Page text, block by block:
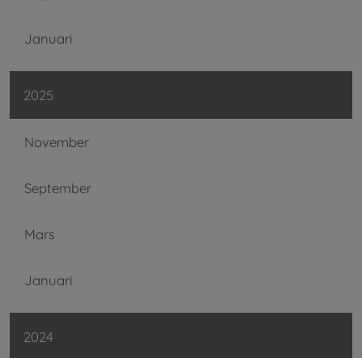
Januari
2025
November
September
Mars
Januari
2024